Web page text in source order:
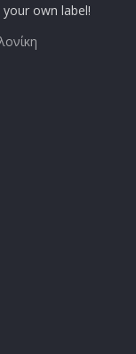
your own label!